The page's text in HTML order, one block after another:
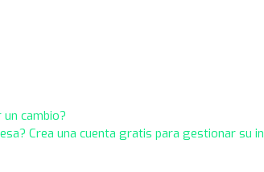
cambio?
Crea una cuenta gratis para gestionar su